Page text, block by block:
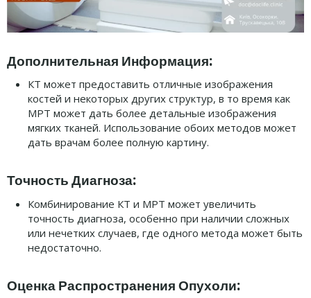
Дополнительная Информация:
КТ может предоставить отличные изображения
костей и некоторых других структур, в то время как
МРТ может дать более детальные изображения
мягких тканей. Использование обоих методов может
дать врачам более полную картину.
Точность Диагноза:
Комбинирование КТ и МРТ может увеличить
точность диагноза, особенно при наличии сложных
или нечетких случаев, где одного метода может быть
недостаточно.
Оценка Распространения Опухоли: